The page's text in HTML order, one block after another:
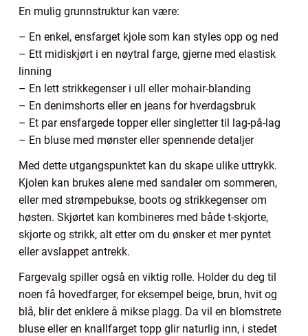
En mulig grunnstruktur kan være:
– En enkel, ensfarget kjole som kan styles opp og ned
– Ett midiskjørt i en nøytral farge, gjerne med elastisk
linning
– En lett strikkegenser i ull eller mohair-blanding
– En denimshorts eller en jeans for hverdagsbruk
– Et par ensfargede topper eller singletter til lag-på-lag
– En bluse med mønster eller spennende detaljer
Med dette utgangspunktet kan du skape ulike uttrykk.
Kjolen kan brukes alene med sandaler om sommeren,
eller med strømpebukse, boots og strikkegenser om
høsten. Skjørtet kan kombineres med både t-skjorte,
skjorte og strikk, alt etter om du ønsker et mer pyntet
eller avslappet antrekk.
Fargevalg spiller også en viktig rolle. Holder du deg til
noen få hovedfarger, for eksempel beige, brun, hvit og
blå, blir det enklere å mikse plagg. Da vil en blomstrete
bluse eller en knallfarget topp glir naturlig inn, i stedet